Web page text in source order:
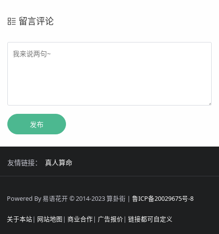
留言评论
友情链接： 真人算命
Powered By 易语花开 © 2014-2023 算卦街 | 鲁ICP备20029675号-8
关于本站 | 网站地图 | 商业合作 | 广告报价 | 链接都可自定义